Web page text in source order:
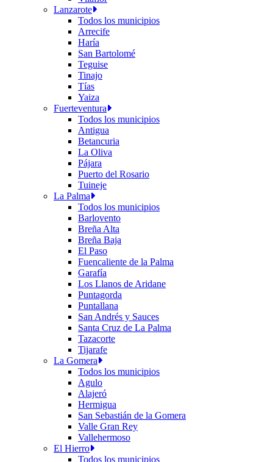
Lanzarote
Todos los municipios
Arrecife
Haría
San Bartolomé
Teguise
Tinajo
Tías
Yaiza
Fuerteventura
Todos los municipios
Antigua
Betancuria
La Oliva
Pájara
Puerto del Rosario
Tuineje
La Palma
Todos los municipios
Barlovento
Breña Alta
Breña Baja
El Paso
Fuencaliente de la Palma
Garafía
Los Llanos de Aridane
Puntagorda
Puntallana
San Andrés y Sauces
Santa Cruz de La Palma
Tazacorte
Tijarafe
La Gomera
Todos los municipios
Agulo
Alajeró
Hermigua
San Sebastián de la Gomera
Valle Gran Rey
Vallehermoso
El Hierro
Todos los municipios